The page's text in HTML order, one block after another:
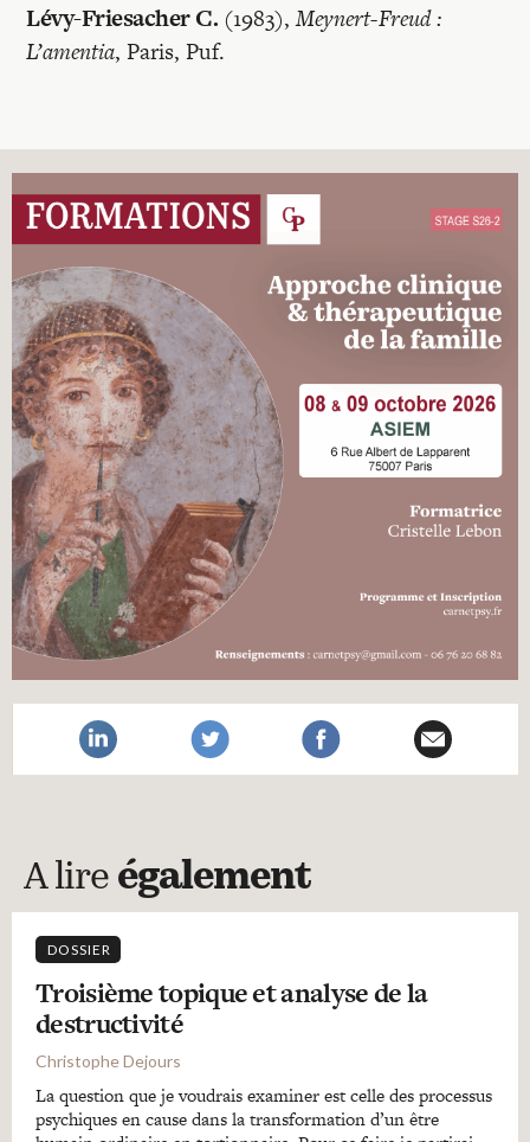
Lévy-Friesacher C. (1983),Meynert-Freud :
L’amentia, Paris, Puf.
A lire également
DOSSIER
Troisième topique et analyse de la
destructivité
Christophe Dejours
La question que je voudrais examiner est celle des processus
psychiques en cause dans la transformation d’un être